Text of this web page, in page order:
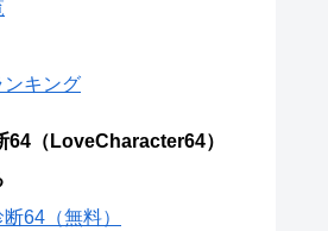
ンキング
64（LoveCharacter64）
64（無料）